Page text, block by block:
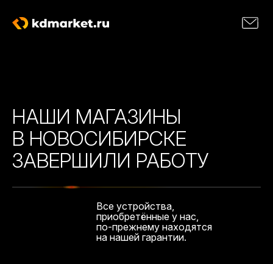
НАШИ МАГАЗИНЫ
В НОВОСИБИРСКЕ
ЗАВЕРШИЛИ РАБОТУ
Все устройства,
приобретённые у нас,
по-прежнему находятся
на нашей гарантии.